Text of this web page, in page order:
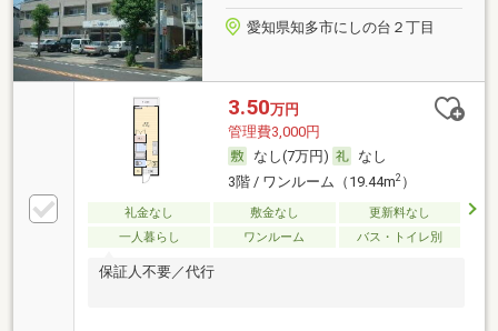
愛知県知多市にしの台２丁目
3.50万円
管理費3,000円
なし(7万円)
なし
3階 / ワンルーム（19.44m2）
礼金なし 敷金なし
更新料なし
一人暮らし
ワンルーム バス・トイレ別
保証人不要／代行